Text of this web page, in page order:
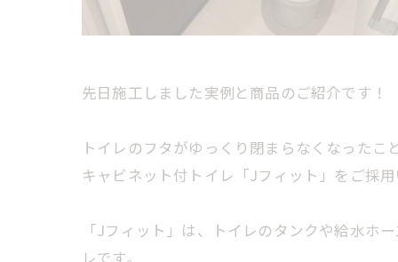
先日施工しました実例と商品のご紹介です！
トイレのフタがゆっくり閉まらなくなった
キャビネット付トイレ「Jフィット」をご採
「Jフィット」は、トイレのタンクや給水ホ